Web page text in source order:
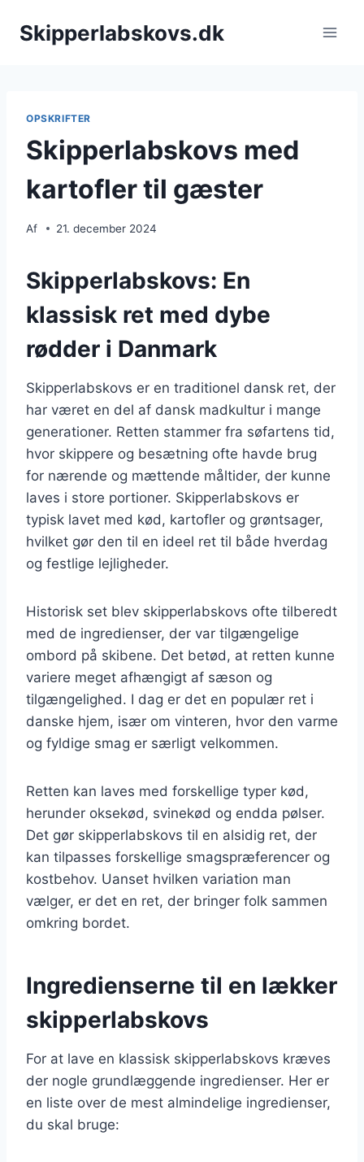
Skipperlabskovs.dk
OPSKRIFTER
Skipperlabskovs med
kartofler til gæster
Af 21. december 2024
Skipperlabskovs: En
klassisk ret med dybe
rødder i Danmark
Skipperlabskovs er en traditionel dansk ret, der
har været en del af dansk madkultur i mange
generationer. Retten stammer fra søfartens tid,
hvor skippere og besætning ofte havde brug
for nærende og mættende måltider, der kunne
laves i store portioner. Skipperlabskovs er
typisk lavet med kød, kartofler og grøntsager,
hvilket gør den til en ideel ret til både hverdag
og festlige lejligheder.
Historisk set blev skipperlabskovs ofte tilberedt
med de ingredienser, der var tilgængelige
ombord på skibene. Det betød, at retten kunne
variere meget afhængigt af sæson og
tilgængelighed. I dag er det en populær ret i
danske hjem, især om vinteren, hvor den varme
og fyldige smag er særligt velkommen.
Retten kan laves med forskellige typer kød,
herunder oksekød, svinekød og endda pølser.
Det gør skipperlabskovs til en alsidig ret, der
kan tilpasses forskellige smagspræferencer og
kostbehov. Uanset hvilken variation man
vælger, er det en ret, der bringer folk sammen
omkring bordet.
Ingredienserne til en lækker
skipperlabskovs
For at lave en klassisk skipperlabskovs kræves
der nogle grundlæggende ingredienser. Her er
en liste over de mest almindelige ingredienser,
du skal bruge: